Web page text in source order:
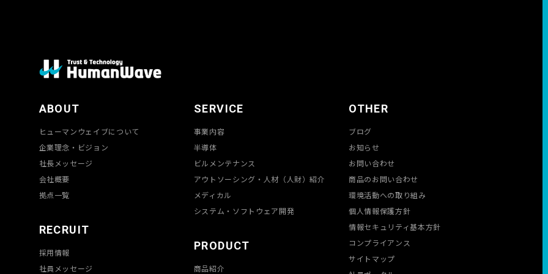
ABOUT
ヒューマンウェイブについて
企業理念・ビジョン
社長メッセージ
会社概要
拠点一覧
RECRUIT
採用情報
社員メッセージ
SERVICE
事業内容
半導体
ビルメンテナンス
アウトソーシング・人材（人財）紹介
メディカル
システム・ソフトウェア開発
PRODUCT
商品紹介
OTHER
ブログ
お知らせ
お問い合わせ
商品のお問い合わせ
環境活動への取り組み
個人情報保護方針
情報セキュリティ基本方針
コンプライアンス
サイトマップ